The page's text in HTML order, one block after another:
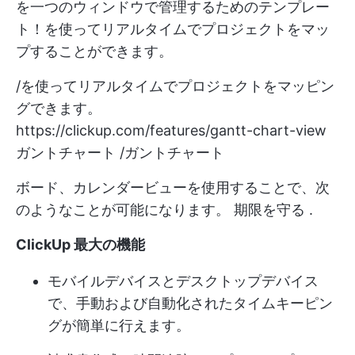
を一つのウィンドウで管理するためのテンプレー
ト！を使ってリアルタイムでプロジェクトをマッ
プすることができます。
/を使ってリアルタイムでプロジェクトをマッピン
グできます。
https://clickup.com/features/gantt-chart-view
ガントチャート /ガントチャート
ボード、カレンダービューを使用することで、次
のようなことが可能になります。 期限を守る .
ClickUp 最大の機能
モバイルデバイスとデスクトップデバイス
で、手動および自動化されたタイムキーピン
グが簡単に行えます。